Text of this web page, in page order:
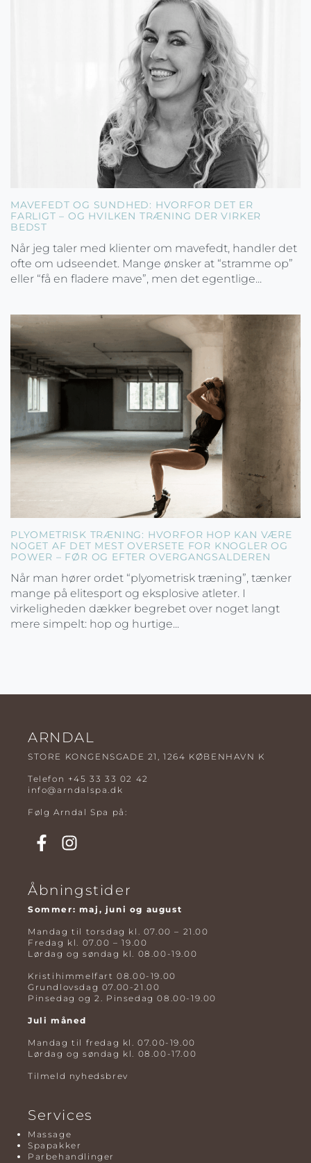
MAVEFEDT OG SUNDHED: HVORFOR DET ER
FARLIGT – OG HVILKEN TRÆNING DER VIRKER
BEDST
Når jeg taler med klienter om mavefedt, handler det
ofte om udseendet. Mange ønsker at “stramme op”
eller “få en fladere mave”, men det egentlige...
PLYOMETRISK TRÆNING: HVORFOR HOP KAN VÆRE
NOGET AF DET MEST OVERSETE FOR KNOGLER OG
POWER – FØR OG EFTER OVERGANGSALDEREN
Når man hører ordet “plyometrisk træning”, tænker
mange på elitesport og eksplosive atleter. I
virkeligheden dækker begrebet over noget langt
mere simpelt: hop og hurtige...
ARNDAL
STORE KONGENSGADE 21, 1264 KØBENHAVN K
Telefon +45 33 33 02 42
info@arndalspa.dk
Følg Arndal Spa på:
Åbningstider
Sommer: maj, juni og august
Mandag til torsdag kl. 07.00 – 21.00
Fredag kl. 07.00 – 19.00
Lørdag og søndag kl. 08.00-19.00
Kristihimmelfart 08.00-19.00
Grundlovsdag 07.00-21.00
Pinsedag og 2. Pinsedag 08.00-19.00
Juli måned
Mandag til fredag kl. 07.00-19.00
Lørdag og søndag kl. 08.00-17.00
Tilmeld nyhedsbrev
Services
Massage
Spapakker
Parbehandlinger